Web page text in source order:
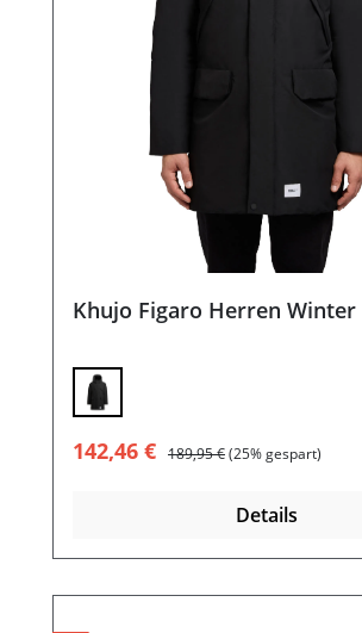
Khujo Figaro Herren Winter
Verkaufspreis:
142,46 € Regulärer Preis:
189,95 €(25% gespart)
Details